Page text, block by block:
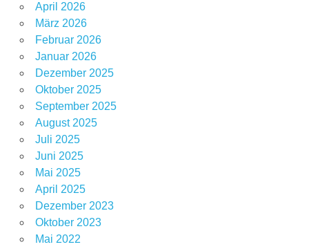
April 2026
März 2026
Februar 2026
Januar 2026
Dezember 2025
Oktober 2025
September 2025
August 2025
Juli 2025
Juni 2025
Mai 2025
April 2025
Dezember 2023
Oktober 2023
Mai 2022